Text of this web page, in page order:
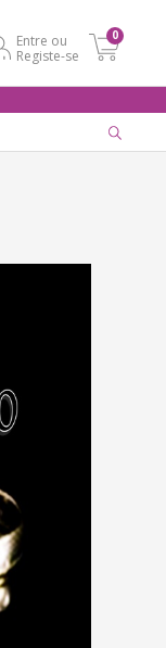
Entre ou
Registe-se
0